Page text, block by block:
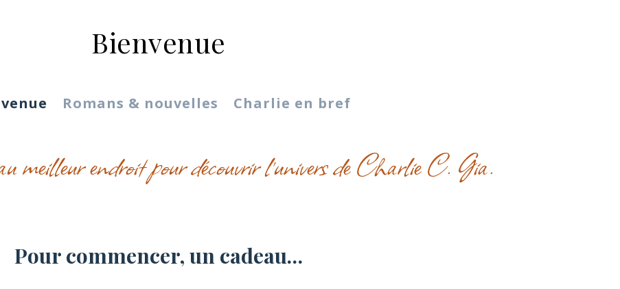
Bienvenue
Romans & nouvelles Charlie en bref
meilleur endroit pour découvrir l’univers de Charlie C. Gia.
Pour commencer, un cadeau…